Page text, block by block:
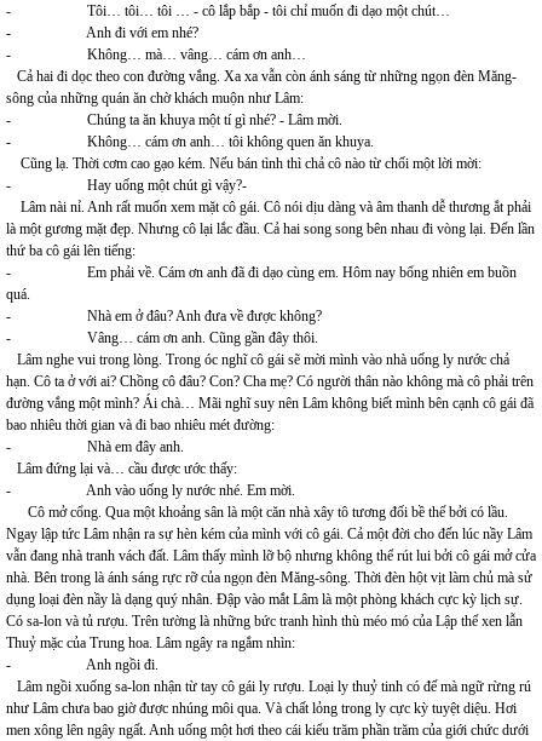
- Tôi… tôi… tôi … - cô lắp bắp - tôi chỉ muốn đi dạo một chút…
- Anh đi với em nhé?
- Không… mà… vâng… cám ơn anh…
Cả hai đi dọc theo con đường vắng. Xa xa vẫn còn ánh sáng từ những ngọn đèn Măng-
sông của những quán ăn chờ khách muộn như Lâm:
- Chúng ta ăn khuya một tí gì nhé? - Lâm mời.
- Không… cám ơn anh… tôi không quen ăn khuya.
Cũng lạ. Thời cơm cao gạo kém. Nếu bán tình thì chả cô nào từ chối một lời mời:
- Hay uống một chút gì vậy?-
Lâm nài nỉ. Anh rất muốn xem mặt cô gái. Cô nói dịu dàng và âm thanh dễ thương ắt phải
là một gương mặt đẹp. Nhưng cô lại lắc đầu. Cả hai song song bên nhau đi vòng lại. Đến lần
thứ ba cô gái lên tiếng:
- Em phải về. Cám ơn anh đã đi dạo cùng em. Hôm nay bổng nhiên em buồn
quá.
- Nhà em ở đâu? Anh đưa về được không?
- Vâng… cám ơn anh. Cũng gần đây thôi.
Lâm nghe vui trong lòng. Trong óc nghĩ cô gái sẽ mời mình vào nhà uống ly nước chả
hạn. Cô ta ở với ai? Chồng cô đâu? Con? Cha mẹ? Có người thân nào không mà cô phải trên
đường vắng một mình? Ái chà… Mãi nghĩ suy nên Lâm không biết mình bên cạnh cô gái đã
bao nhiêu thời gian và đi bao nhiêu mét đường:
- Nhà em đây anh.
Lâm đứng lại và… cầu được ước thấy:
- Anh vào uống ly nước nhé. Em mời.
Cô mở cổng. Qua một khoảng sân là một căn nhà xây tô tương đối bề thế bởi có lầu.
Ngay lập tức Lâm nhận ra sự hèn kém của mình với cô gái. Cả một đời cho đến lúc nầy Lâm
vẫn đang nhà tranh vách đất. Lâm thấy mình lỡ bộ nhưng không thể rút lui bởi cô gái mở cửa
nhà. Bên trong là ánh sáng rực rỡ của ngọn đèn Măng-sông. Thời đèn hột vịt làm chủ mà sử
dụng loại đèn nầy là dạng quý nhân. Đập vào mắt Lâm là một phòng khách cực kỳ lịch sự.
Có sa-lon và tủ rượu. Trên tường là những bức tranh hình thù méo mó của Lập thể xen lẫn
Thuỷ mặc của Trung hoa. Lâm ngây ra ngắm nhìn:
- Anh ngồi đi.
Lâm ngồi xuống sa-lon nhận từ tay cô gái ly rượu. Loại ly thuỷ tinh có đế mà ngữ rừng rú
như Lâm chưa bao giờ được nhúng môi qua. Và chất lỏng trong ly cực kỳ tuyệt diệu. Hơi
men xông lên ngây ngất. Anh uống một hơi theo cái kiểu trăm phần trăm của giới chức dưới